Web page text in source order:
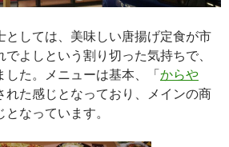
としては、美味しい唐揚げ定食が市
よしという割り切った気持ちで、
した。メニューは基本、「からや
れた感じとなっており、メインの商
なっています。